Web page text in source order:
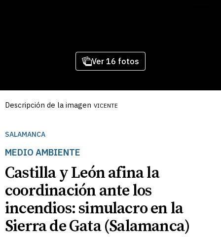
Ver 16 fotos
Descripción de la imagen VICENTE
SALAMANCA
MEDIO AMBIENTE
Castilla y León afina la
coordinación ante los
incendios: simulacro en la
Sierra de Gata (Salamanca)